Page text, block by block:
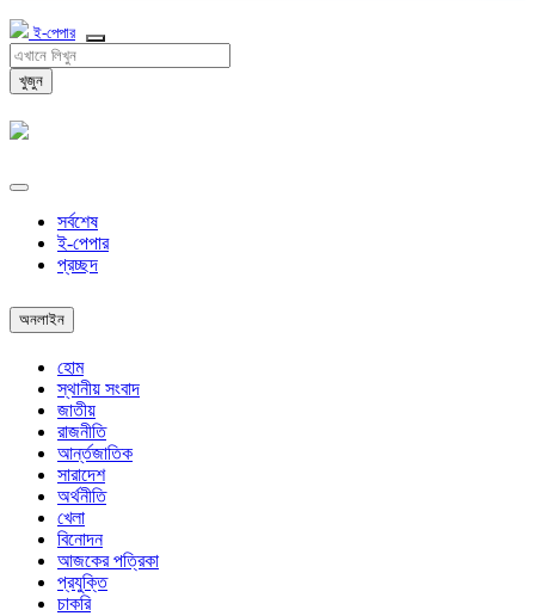
ই-পেপার
খুজুন
সর্বশেষ
ই-পেপার
প্রচ্ছদ
অনলাইন
হোম
স্থানীয় সংবাদ
জাতীয়
রাজনীতি
আর্ন্তজাতিক
সারাদেশ
অর্থনীতি
খেলা
বিনোদন
আজকের পত্রিকা
প্রযুক্তি
চাকরি